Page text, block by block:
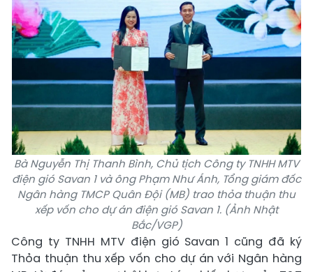
Bà Nguyễn Thị Thanh Bình, Chủ tịch Công ty TNHH MTV
điện gió Savan 1 và ông Phạm Như Ánh, Tổng giám đốc
Ngân hàng TMCP Quân Đội (MB) trao thỏa thuận thu
xếp vốn cho dự án điện gió Savan 1. (Ảnh Nhật
Bắc/VGP)
Công ty TNHH MTV điện gió Savan 1 cũng đã ký
Thỏa thuận thu xếp vốn cho dự án với Ngân hàng